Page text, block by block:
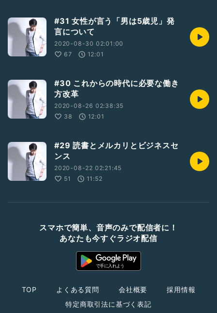
#31 女性が言う「男は5歳児」発
言について
2020-08-30 02:01:00
67
12:01
#30 これからの時代に必要な働き
方改革
2020-08-26 02:38:35
38
12:01
#29 読書とメルカリとビジネスセ
ンス
2020-08-22 02:21:45
51
11:52
スマホで簡単、音声のみで配信者に！
あなたも今すぐラジオ配信
TOP よくある質問 会社概要
採用情報
特定商取引法に基づく表記